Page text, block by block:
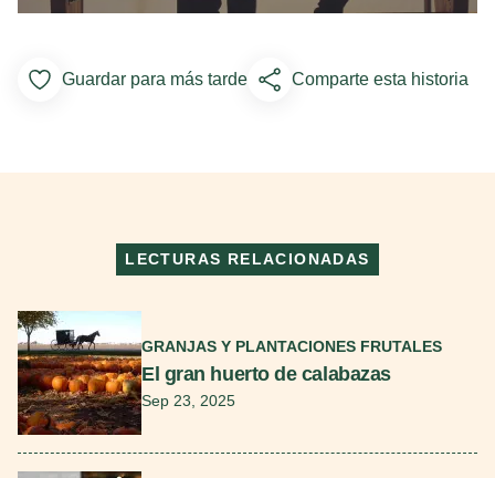
Add to Favorites
Guardar para más tarde Comparte esta historia
LECTURAS RELACIONADAS
GRANJAS Y PLANTACIONES FRUTALES
El gran huerto de calabazas
Sep 23, 2025